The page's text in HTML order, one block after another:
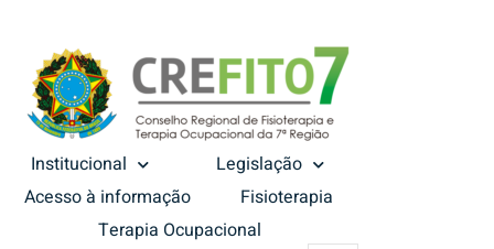
Institucional
Legislação
Acesso à informação
Fisioterapia
Terapia Ocupacional